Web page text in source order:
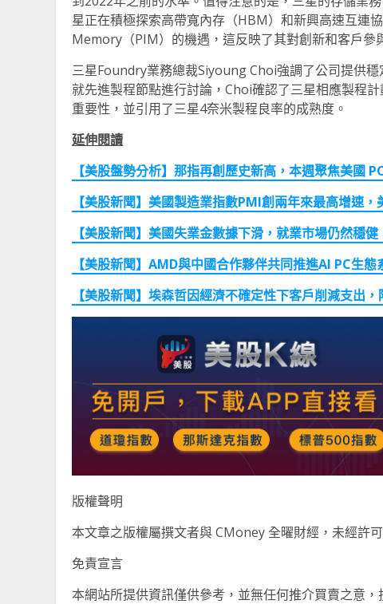
星正在積極探索高帶寬內存（HBM）和新興高速互
Memory（PIM）的機遇，這反映了其對創新和客戶參
三星Foundry業務總裁Siyoung Choi強調了公司提供
就先進製程節點進行討論，Choi確認了三星相應製程
重要性，並引用了三星4奈米製程良率的成熟度。
延伸閱讀
【美股盤勢分析】那指再創歷史新高，本週聚焦美國
【美股新聞】美國製造業指數PMI創兩年來最高增速，
【美股新聞】美國失業金數據下滑，就業市場仍然穩健
【美股新聞】AMD與中國合作夥伴共同推進AI PC生態
【美股新聞】埃森哲因經濟不確定性下客戶削減支出
版權聲明
本文章之版權屬撰文者與 CMoney 全曜財經，未經許
免責宣言
本網站所提供資訊僅供參考，並無任何推介買賣之意，